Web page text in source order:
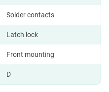
Solder contacts
Latch lock
Front mounting
D